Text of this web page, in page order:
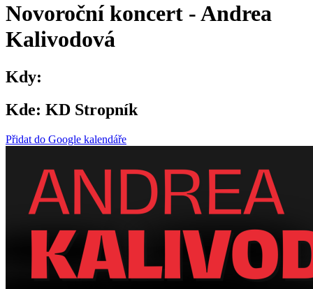
Novoroční koncert - Andrea
Kalivodová
Kdy:
Kde: KD Stropník
Přidat do Google kalendáře